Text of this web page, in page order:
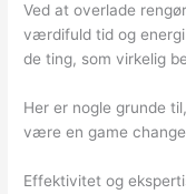
Ved at overlade
værdifuld tid og
de ting, som virkelig
Her er nogle grunde
være en game
Effektivitet og